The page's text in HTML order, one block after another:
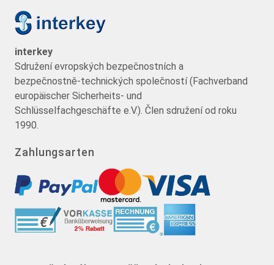
interkey
Sdružení evropských bezpečnostních a
bezpečnostně-technických společností (Fachverband
europäischer Sicherheits- und
Schlüsselfachgeschäfte e.V.). Člen sdružení od roku
1990.
Zahlungsarten